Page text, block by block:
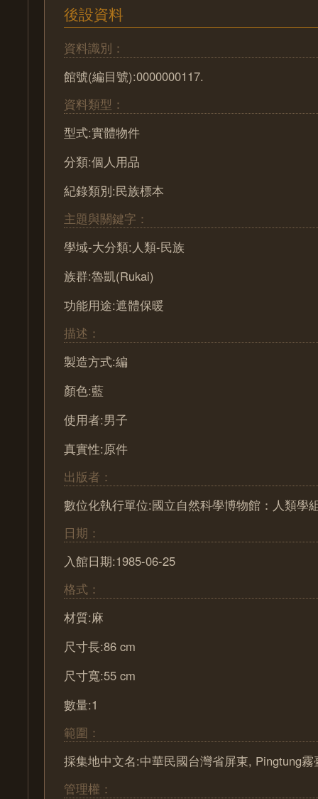
後設資料
資料識別：
館號(編目號):0000000117.
資料類型：
型式:實體物件
分類:個人用品
紀錄類別:民族標本
主題與關鍵字：
學域-大分類:人類-民族
族群:魯凱(Rukai)
功能用途:遮體保暖
描述：
製造方式:編
顏色:藍
使用者:男子
真實性:原件
出版者：
數位化執行單位:國立自然科學博物館：人類學
日期：
入館日期:1985-06-25
格式：
材質:麻
尺寸長:86 cm
尺寸寬:55 cm
數量:1
範圍：
採集地中文名:中華民國台灣省屏東, Pingtung
管理權：